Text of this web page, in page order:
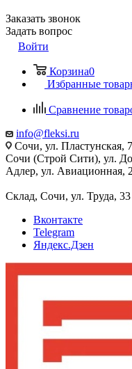
Заказать звонок
Задать вопрос
Войти
Корзина0
Избранные
Сравнение
info@fleksi.ru
Сочи, ул. Пластунская,
Сочи (Строй Сити), ул.
Адлер, ул. Авиационная,
Склад, Сочи, ул. Труда, 33
Вконтакте
Telegram
Яндекс.Дзен